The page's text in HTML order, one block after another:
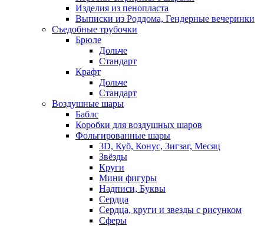
Изделия из пенопласта
Выписки из Роддома, Гендерные вечеринки
Съедобные трубочки
Брюле
Дольче
Стандарт
Крафт
Дольче
Стандарт
Воздушные шары
Баблс
Коробки для воздушных шаров
Фольгированные шары
3D, Куб, Конус, Зигзаг, Месяц
Звёзды
Круги
Мини фигуры
Надписи, Буквы
Сердца
Сердца, круги и звезды с рисунком
Сферы